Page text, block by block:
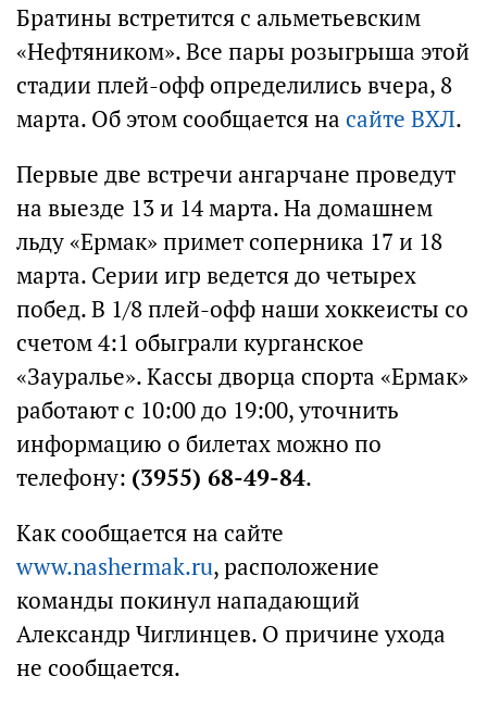
Братины встретится с альметьевским
«Нефтяником». Все пары розыгрыша этой
стадии плей-офф определились вчера, 8
марта. Об этом сообщается на сайте ВХЛ.
Первые две встречи ангарчане проведут
на выезде 13 и 14 марта. На домашнем
льду «Ермак» примет соперника 17 и 18
марта. Серии игр ведется до четырех
побед. В 1/8 плей-офф наши хоккеисты со
счетом 4:1 обыграли курганское
«Зауралье». Кассы дворца спорта «Ермак»
работают с 10:00 до 19:00, уточнить
информацию о билетах можно по
телефону: (3955) 68-49-84.
Как сообщается на сайте
www.nashermak.ru, расположение
команды покинул нападающий
Александр Чиглинцев. О причине ухода
не сообщается.